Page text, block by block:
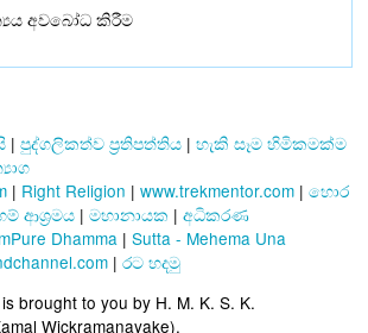
අවබෝධ කිරීම
| පුද්ගලිකත්ව ප්‍රතිපත්තිය | හැකි සෑම හිමිකමක්ම
| Right Religion | www.trekmentor.com | හොර
ආශ්‍රමය | මහානායක | අධිකරණ
Dhamma | Sutta - Mehema Una
| රට හදමු
brought to you by H. M. K. S. K.
Wickramanayake).